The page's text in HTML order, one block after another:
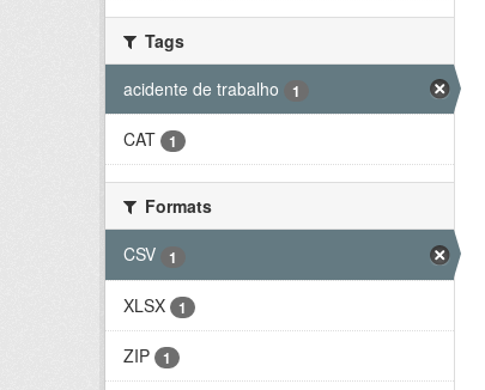
Tags
acidente de trabalho
1
CAT 1
Formats
CSV
1
XLSX 1
ZIP 1